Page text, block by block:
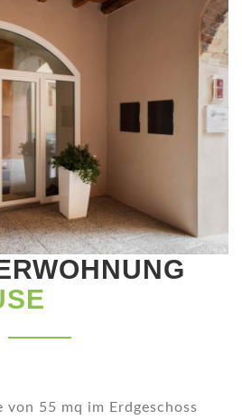
von 55 mq im Erdgeschoss